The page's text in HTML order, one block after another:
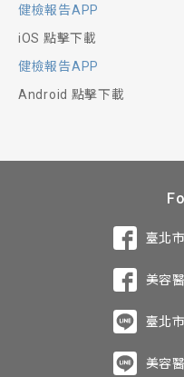
健檢報告APP
iOS 點擊下載
健檢報告APP
Android 點擊下載
臺北
美容
臺北
美容